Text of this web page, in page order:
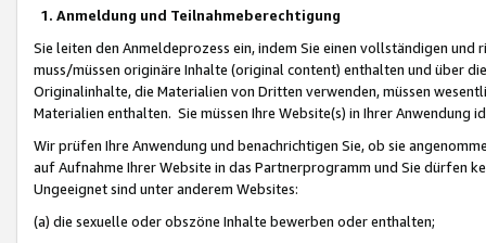
1. Anmeldung und Teilnahmeberechtigung
Sie leiten den Anmeldeprozess ein, indem Sie einen vollständigen
muss/müssen originäre Inhalte (original content) enthalten und über
Originalinhalte, die Materialien von Dritten verwenden, müssen
Materialien enthalten. Sie müssen Ihre Website(s) in Ihrer Anwendung
Wir prüfen Ihre Anwendung und benachrichtigen Sie, ob sie
auf Aufnahme Ihrer Website in das Partnerprogramm und Sie dürfen
Ungeeignet sind unter anderem Websites:
(a) die sexuelle oder obszöne Inhalte bewerben oder enthalten;